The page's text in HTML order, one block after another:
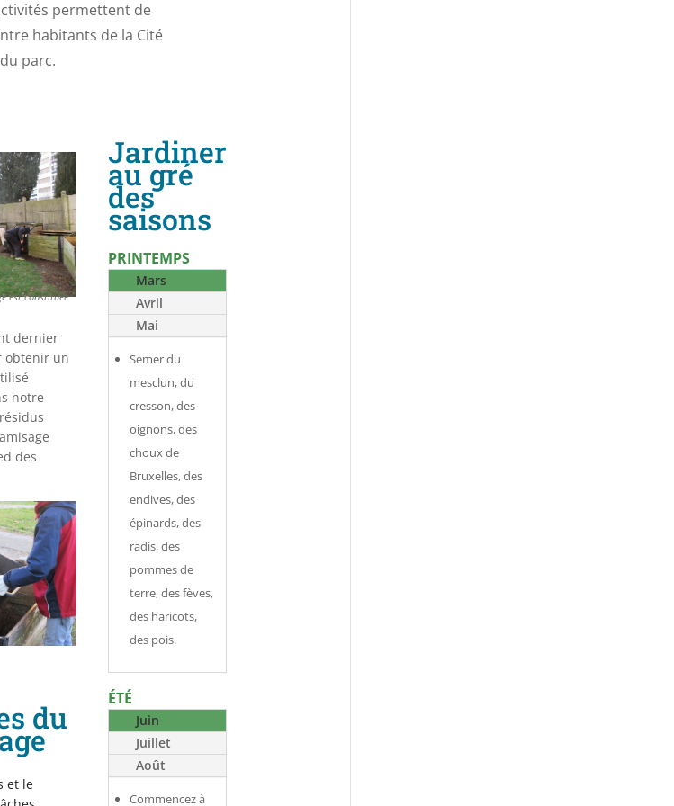
permettent de
habitants de la Cité
parc.
est constituée
dernier
obtenir un
notre
des
du
et le
Jardiner
au gré
des
saisons
PRINTEMPS
Mars
Avril
Mai
Semer du
mesclun, du
cresson, des
oignons, des
choux de
Bruxelles, des
endives, des
épinards, des
radis, des
pommes de
terre, des fèves,
des haricots,
des pois.
ÉTÉ
Juin
Juillet
Août
Commencez à